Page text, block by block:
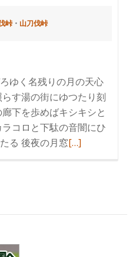
峠・ 山刀伐峠
ゆく名残りの月の天心
す湯の街にゆつたり刻
下を歩めばキシキシと
コロと下駄の音闇にひ
る 後夜の月窓続
銀
[…]